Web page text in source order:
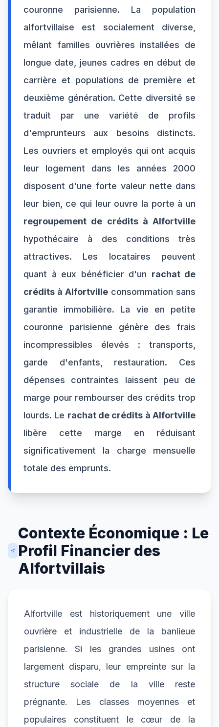
couronne parisienne. La population
alfortvillaise est socialement diverse,
mêlant familles ouvrières installées de
longue date, jeunes cadres en début de
carrière et populations de première et
deuxième génération. Cette diversité se
traduit par une variété de profils
d'emprunteurs aux besoins distincts.
Les ouvriers et employés qui ont acquis
leur logement dans les années 2000
disposent d'une forte valeur nette dans
leur bien, ce qui leur ouvre la porte à un
regroupement de crédits à Alfortville
hypothécaire à des conditions très
attractives. Les locataires peuvent
quant à eux bénéficier d'un rachat de
crédits à Alfortville consommation sans
garantie immobilière. La vie en petite
couronne parisienne génère des frais
incompressibles élevés : transports,
garde d'enfants, restauration. Ces
dépenses contraintes laissent peu de
marge pour rembourser des crédits trop
lourds. Le rachat de crédits à Alfortville
libère cette marge en réduisant
significativement la charge mensuelle
totale des emprunts.
Contexte Économique : Le
Profil Financier des
Alfortvillais
Alfortville est historiquement une ville
ouvrière et industrielle de la banlieue
parisienne. Si les grandes usines ont
largement disparu, leur empreinte sur la
structure sociale de la ville reste
prégnante. Les classes moyennes et
populaires constituent le cœur de la